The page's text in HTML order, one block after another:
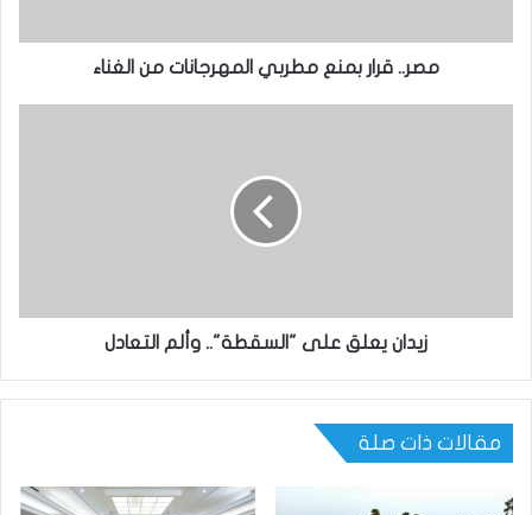
مصر.. قرار بمنع مطربي المهرجانات من الغناء
زيدان يعلق على "السقطة".. وألم التعادل
مقالات ذات صلة